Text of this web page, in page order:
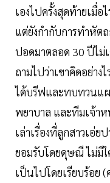
เองไปครั้งสุดท้ายเมื่
แต่ยังกำกับการทำหัต
ปอดมาตลอด 30 ปีไม่
ถามไปว่าเขาคิดอย่าง
ได้บรีฟและทบทวนแ
พยาบาล และทีมเจ้า
เล่าเรื่องที่ลูกสาวเอ่
ยอมรับโดยดุษณี ไม่มีใ
เป็นไปโดยเรียบร้อย